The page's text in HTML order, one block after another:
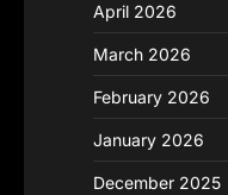
April 2026
March 2026
February 2026
January 2026
December 2025